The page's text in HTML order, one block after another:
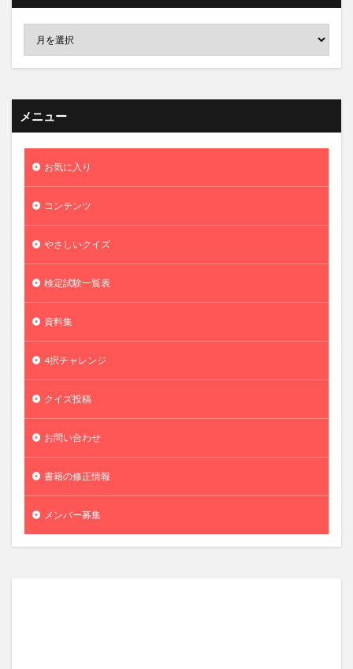
メニュー
お気に入り
コンテンツ
やさしいクイズ
検定試験一覧表
資料集
4択チャレンジ
クイズ投稿
お問い合わせ
書籍の修正情報
メンバー募集